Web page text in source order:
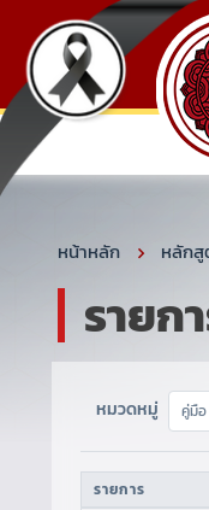
หน้าหลัก หลักสู
รายก
หมวดหมู่
รายการ